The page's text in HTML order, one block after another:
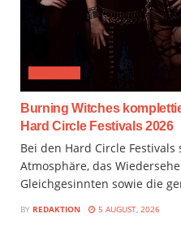
Burning Witches
Hard Circle Festivals 2026
Bei den Hard Circle
Atmosphäre, das
Gleichgesinnten sowie die
BY REDAKTION 5 AUGUST, 2026